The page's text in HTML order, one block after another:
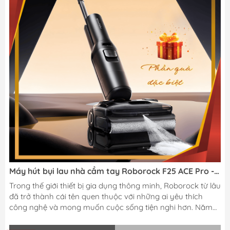
Máy hút bụi lau nhà cầm tay Roborock F25 ACE Pro -
Bản Quốc Tế: Cuộc Cách Mạng Mới Cho Việc Dọn Nhà
Hiện Đại
Trong thế giới thiết bị gia dụng thông minh, Roborock từ lâu
đã trở thành cái tên quen thuộc với những ai yêu thích
công nghệ và mong muốn cuộc sống tiện nghi hơn. Năm